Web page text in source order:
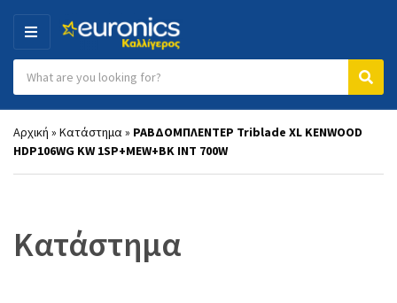
MENU
Category name
Αρχική » Κατάστημα» ΡΑΒΔΟΜΠΛΕΝΤΕΡ Triblade XL KENWOOD
HDP106WG KW 1SP+MEW+BK INT 700W
Κατάστημα